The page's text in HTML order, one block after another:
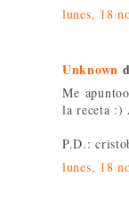
lunes, 18
Unknown
Me
la receta :)
P.D.:
lunes, 18